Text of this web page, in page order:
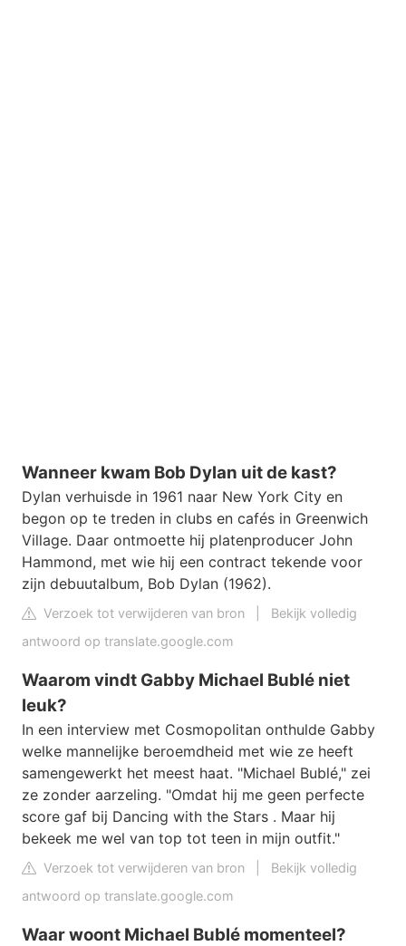
Wanneer kwam Bob Dylan uit de kast?
Dylan verhuisde in 1961 naar New York City en
begon op te treden in clubs en cafés in Greenwich
Village. Daar ontmoette hij platenproducer John
Hammond, met wie hij een contract tekende voor
zijn debuutalbum, Bob Dylan (1962).
Verzoek tot verwijderen van bron
Bekijk volledig
antwoord op translate.google.com
Waarom vindt Gabby Michael Bublé niet
leuk?
In een interview met Cosmopolitan onthulde Gabby
welke mannelijke beroemdheid met wie ze heeft
samengewerkt het meest haat. "Michael Bublé," zei
ze zonder aarzeling. "Omdat hij me geen perfecte
score gaf bij Dancing with the Stars . Maar hij
bekeek me wel van top tot teen in mijn outfit."
Verzoek tot verwijderen van bron
Bekijk volledig
antwoord op translate.google.com
Waar woont Michael Bublé momenteel?